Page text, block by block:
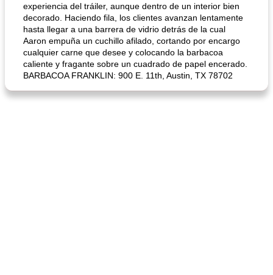
experiencia del tráiler, aunque dentro de un interior bien
decorado. Haciendo fila, los clientes avanzan lentamente
hasta llegar a una barrera de vidrio detrás de la cual
Aaron empuña un cuchillo afilado, cortando por encargo
cualquier carne que desee y colocando la barbacoa
caliente y fragante sobre un cuadrado de papel encerado.
BARBACOA FRANKLIN: 900 E. 11th, Austin, TX 78702